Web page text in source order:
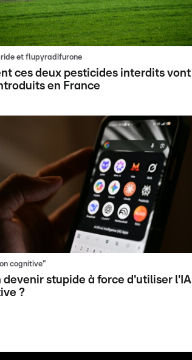
et flupyradifurone
ces deux pesticides interdits vont
en France
cognitive"
stupide à force d'utiliser l'IA
?